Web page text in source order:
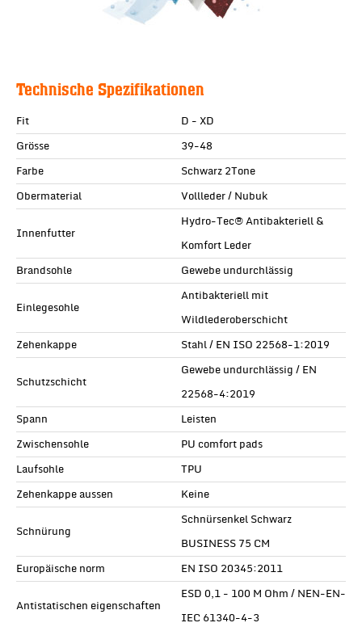
Technische Spezifikationen
Fit
D - XD
Grösse
39-48
Farbe
Schwarz 2Tone
Obermaterial
Vollleder / Nubuk
Innenfutter
Hydro-Tec® Antibakteriell &
Komfort Leder
Brandsohle
Gewebe undurchlässig
Einlegesohle
Antibakteriell mit
Wildlederoberschicht
Zehenkappe
Stahl / EN ISO 22568-1:2019
Schutzschicht
Gewebe undurchlässig / EN
22568-4:2019
Spann
Leisten
Zwischensohle
PU comfort pads
Laufsohle
TPU
Zehenkappe aussen
Keine
Schnürung
Schnürsenkel Schwarz
BUSINESS 75 CM
Europäische norm
EN ISO 20345:2011
Antistatischen eigenschaften
ESD 0,1 - 100 M Ohm / NEN-EN-
IEC 61340-4-3